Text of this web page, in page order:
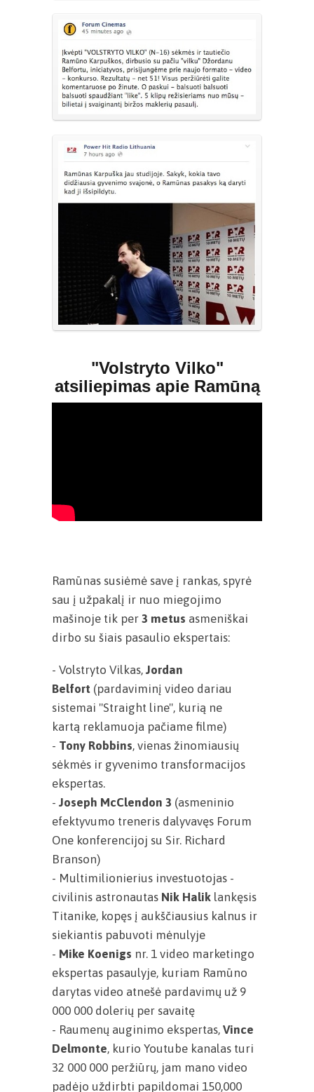
"Volstryto Vilko"
atsiliepimas apie Ramūną
Ramūnas susiėmė save į rankas, spyrė
sau į užpakalį ir nuo miegojimo
mašinoje tik per 3 metus asmeniškai
dirbo su šiais pasaulio ekspertais:
- Volstryto Vilkas, Jordan
Belfort (pardaviminį video dariau
sistemai "Straight line", kurią ne
kartą reklamuoja pačiame filme)
- Tony Robbins, vienas žinomiausių
sėkmės ir gyvenimo transformacijos
ekspertas.
- Joseph McClendon 3 (asmeninio
efektyvumo treneris dalyvavęs Forum
One konferencijoj su Sir. Richard
Branson)
- Multimilionierius investuotojas -
civilinis astronautas Nik Halik lankęsis
Titanike, kopęs į aukščiausius kalnus ir
siekiantis pabuvoti mėnulyje
- Mike Koenigs nr. 1 video marketingo
ekspertas pasaulyje, kuriam Ramūno
darytas video atnešė pardavimų už 9
000 000 dolerių per savaitę
- Raumenų auginimo ekspertas, Vince
Delmonte, kurio Youtube kanalas turi
32 000 000 peržiūrų, jam mano video
padėjo uždirbti papildomai 150,000